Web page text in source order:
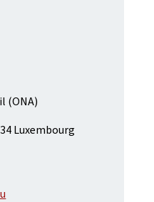
(ONA)
Luxembourg